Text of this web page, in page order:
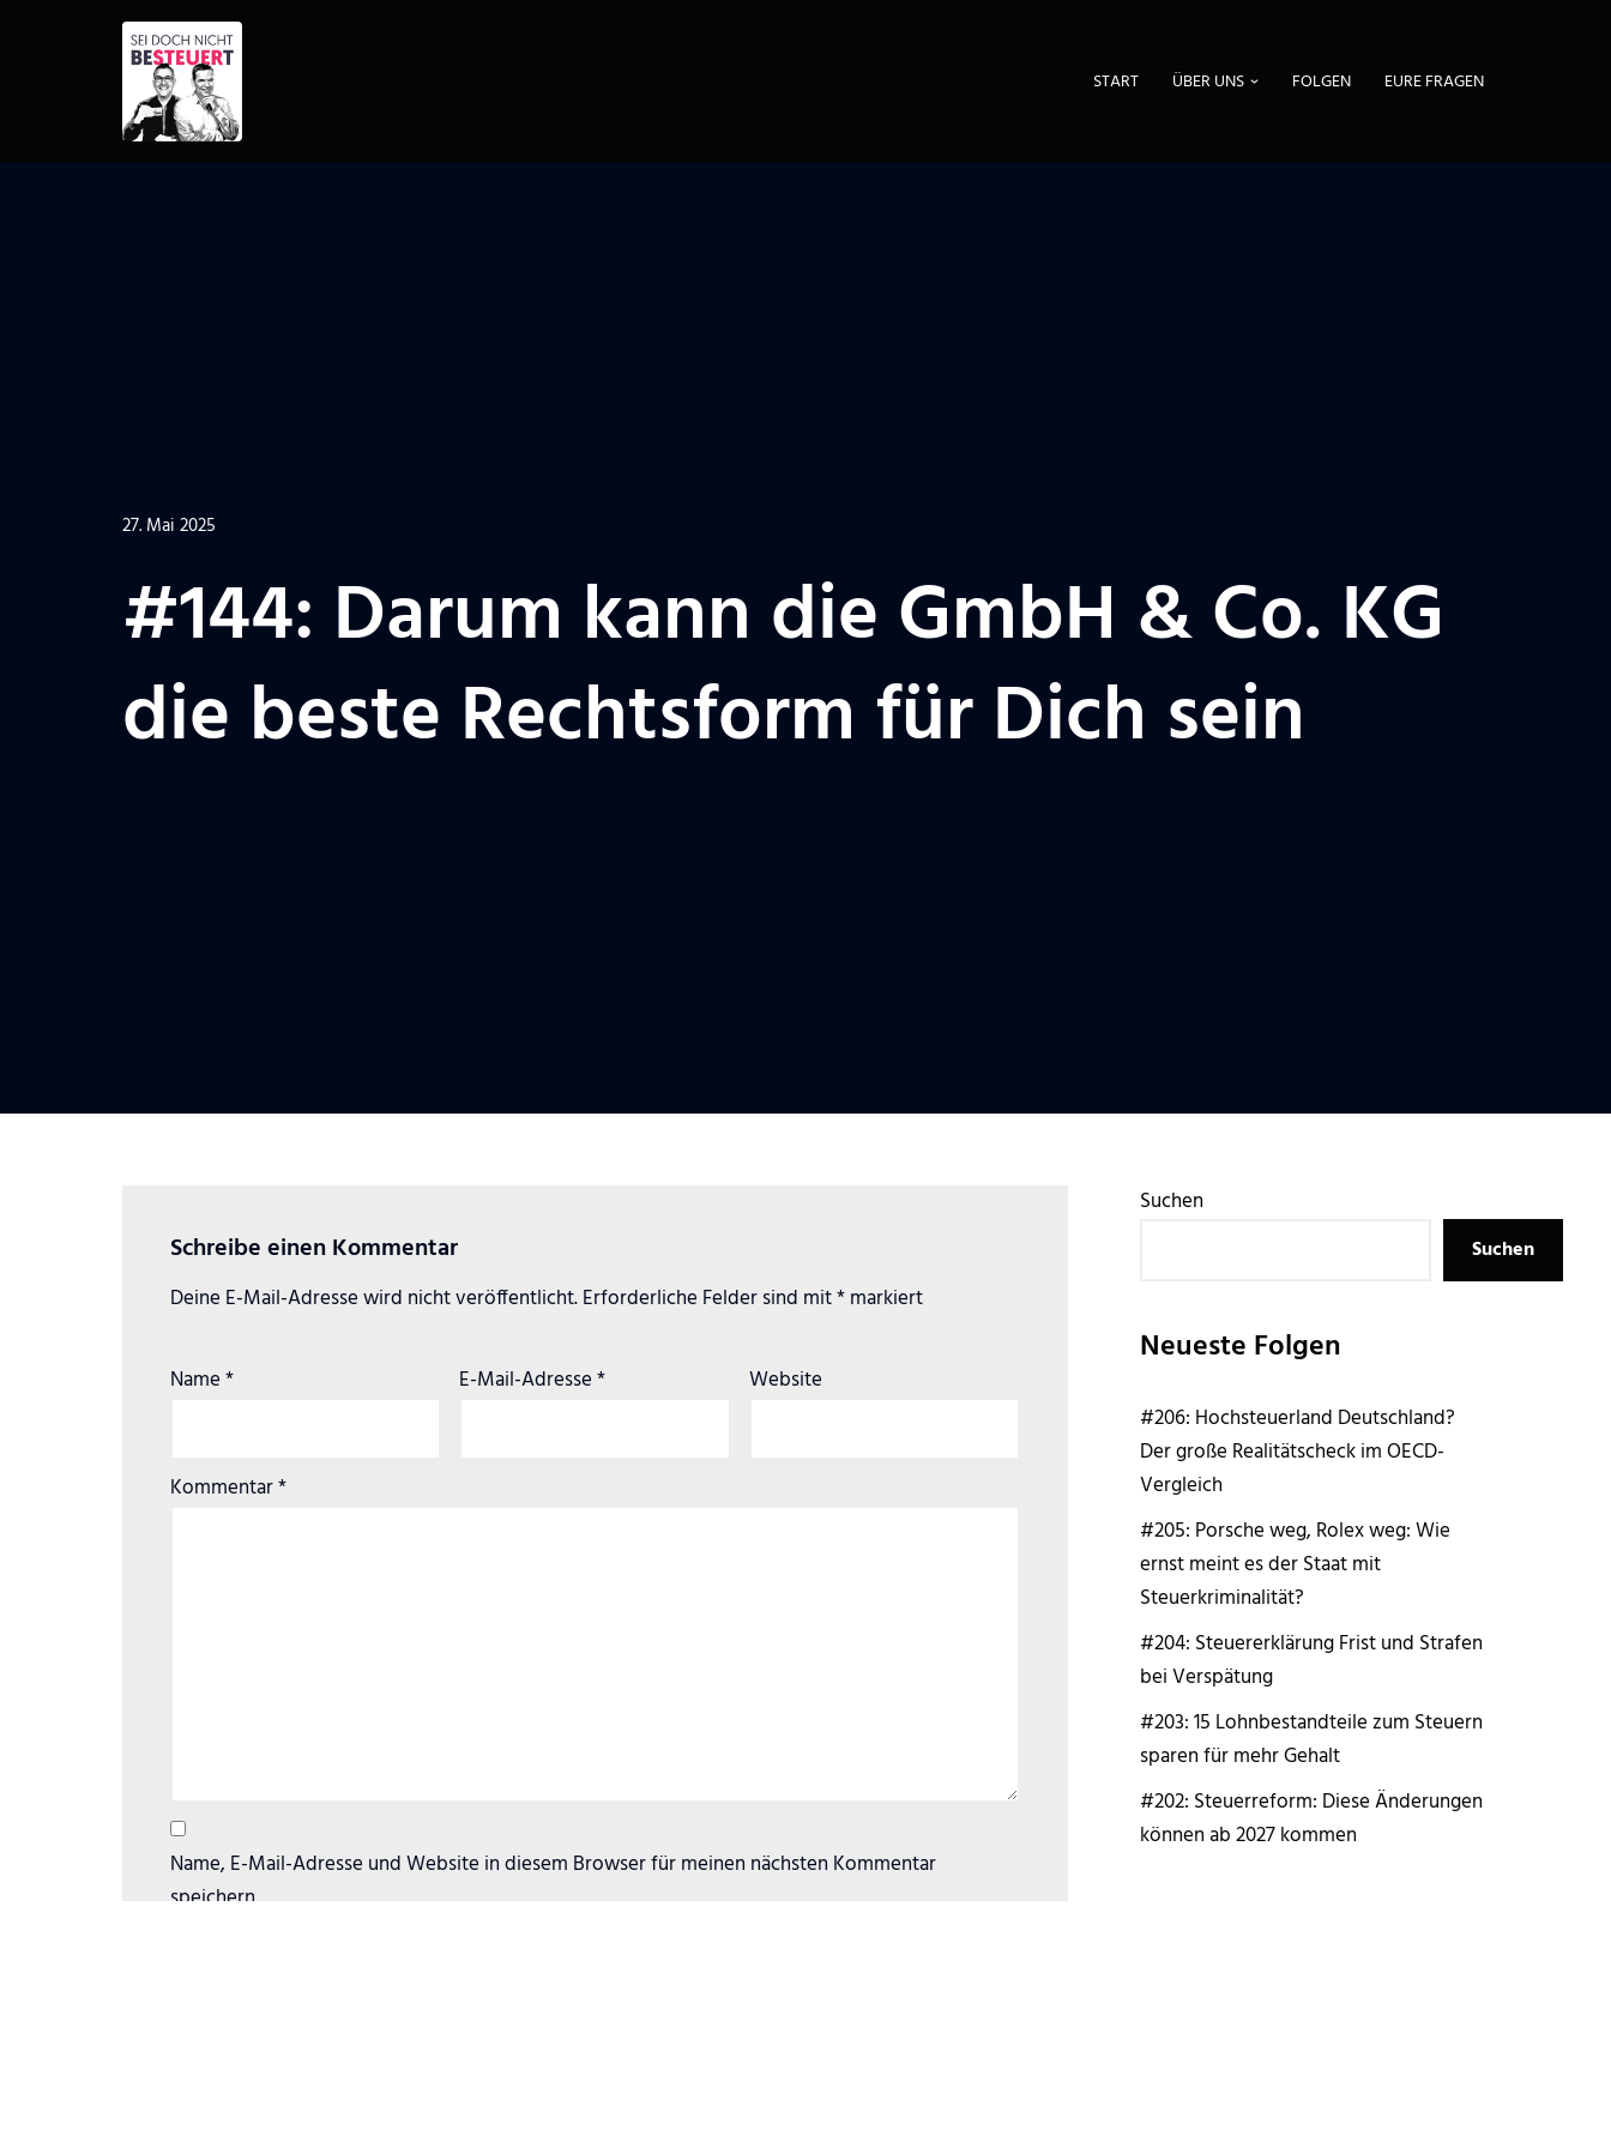
START ÜBER UNS FOLGEN EURE FRAGEN
27. Mai 2025
#144: Darum kann die GmbH & Co. KG
die beste Rechtsform für Dich sein
Schreibe einen Kommentar
Deine E-Mail-Adresse wird nicht veröffentlicht.Erforderliche Felder sind mit*markiert
Name* E-Mail-Adresse* Website
Kommentar*
Name, E-Mail-Adresse und Website in diesem Browser für meinen nächsten Kommentar
speichern.
Suchen
Suchen
Neueste Folgen
#206: Hochsteuerland Deutschland?
Der große Realitätscheck im OECD-
Vergleich
#205: Porsche weg, Rolex weg: Wie
ernst meint es der Staat mit
Steuerkriminalität?
#204: Steuererklärung Frist und Strafen
bei Verspätung
#203: 15 Lohnbestandteile zum Steuern
sparen für mehr Gehalt
#202: Steuerreform: Diese Änderungen
können ab 2027 kommen